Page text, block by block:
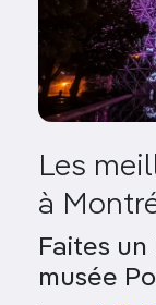
Les
à
Faites
musée